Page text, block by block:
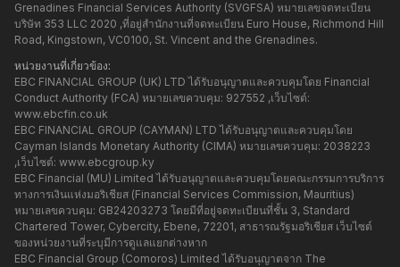
Grenadines Financial Services Authority (SVGFSA) หมายเลขจดทะเบียน
บริษัท 353 LLC 2020 ,ที่อยู่สำนักงานที่จดทะเบียน Euro House, Richmond Hill
Road, Kingstown, VC0100, St. Vincent and the Grenadines.
หน่วยงานที่เกี่ยวข้อง:
EBC FINANCIAL GROUP (UK) LTD ได้รับอนุญาตและควบคุมโดย Financial
Conduct Authority (FCA) หมายเลขควบคุม: 927552 ,เว็บไซต์:
www.ebcfin.co.uk
EBC FINANCIAL GROUP (CAYMAN) LTD ได้รับอนุญาตและควบคุมโดย
Cayman Islands Monetary Authority (CIMA) หมายเลขควบคุม: 2038223
,เว็บไซต์: www.ebcgroup.ky
EBC Financial (MU) Limited ได้รับอนุญาตและควบคุมโดยคณะกรรมการบริการ
ทางการเงินแห่งมอริเชียส (Financial Services Commission, Mauritius)
หมายเลขควบคุม: GB24203273 โดยมีที่อยู่จดทะเบียนที่ชั้น 3, Standard
Chartered Tower, Cybercity, Ebene, 72201, สาธารณรัฐมอริเชียส เว็บไซต์
ของหน่วยงานที่ระบุมีการดูแลแยกต่างหาก
EBC Financial Group (Comoros) Limited ได้รับอนุญาตจาก The